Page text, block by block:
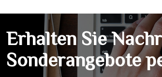
Erhalten Sie
Sonderangebote